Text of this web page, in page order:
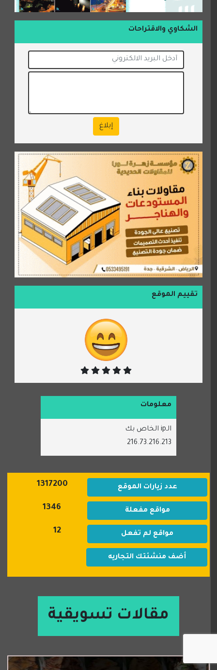
الشكاوي والاقتراحات
إبلاغ
تقييم الموقع
معلومات
الـip الخاص بك
216.73.216.213
عدد زيارات الموقع 1317200
مواقع مفعلة 1346
مواقع لم تفعل 12
أضف منشئتك التجاريه
مقالات تسويقية